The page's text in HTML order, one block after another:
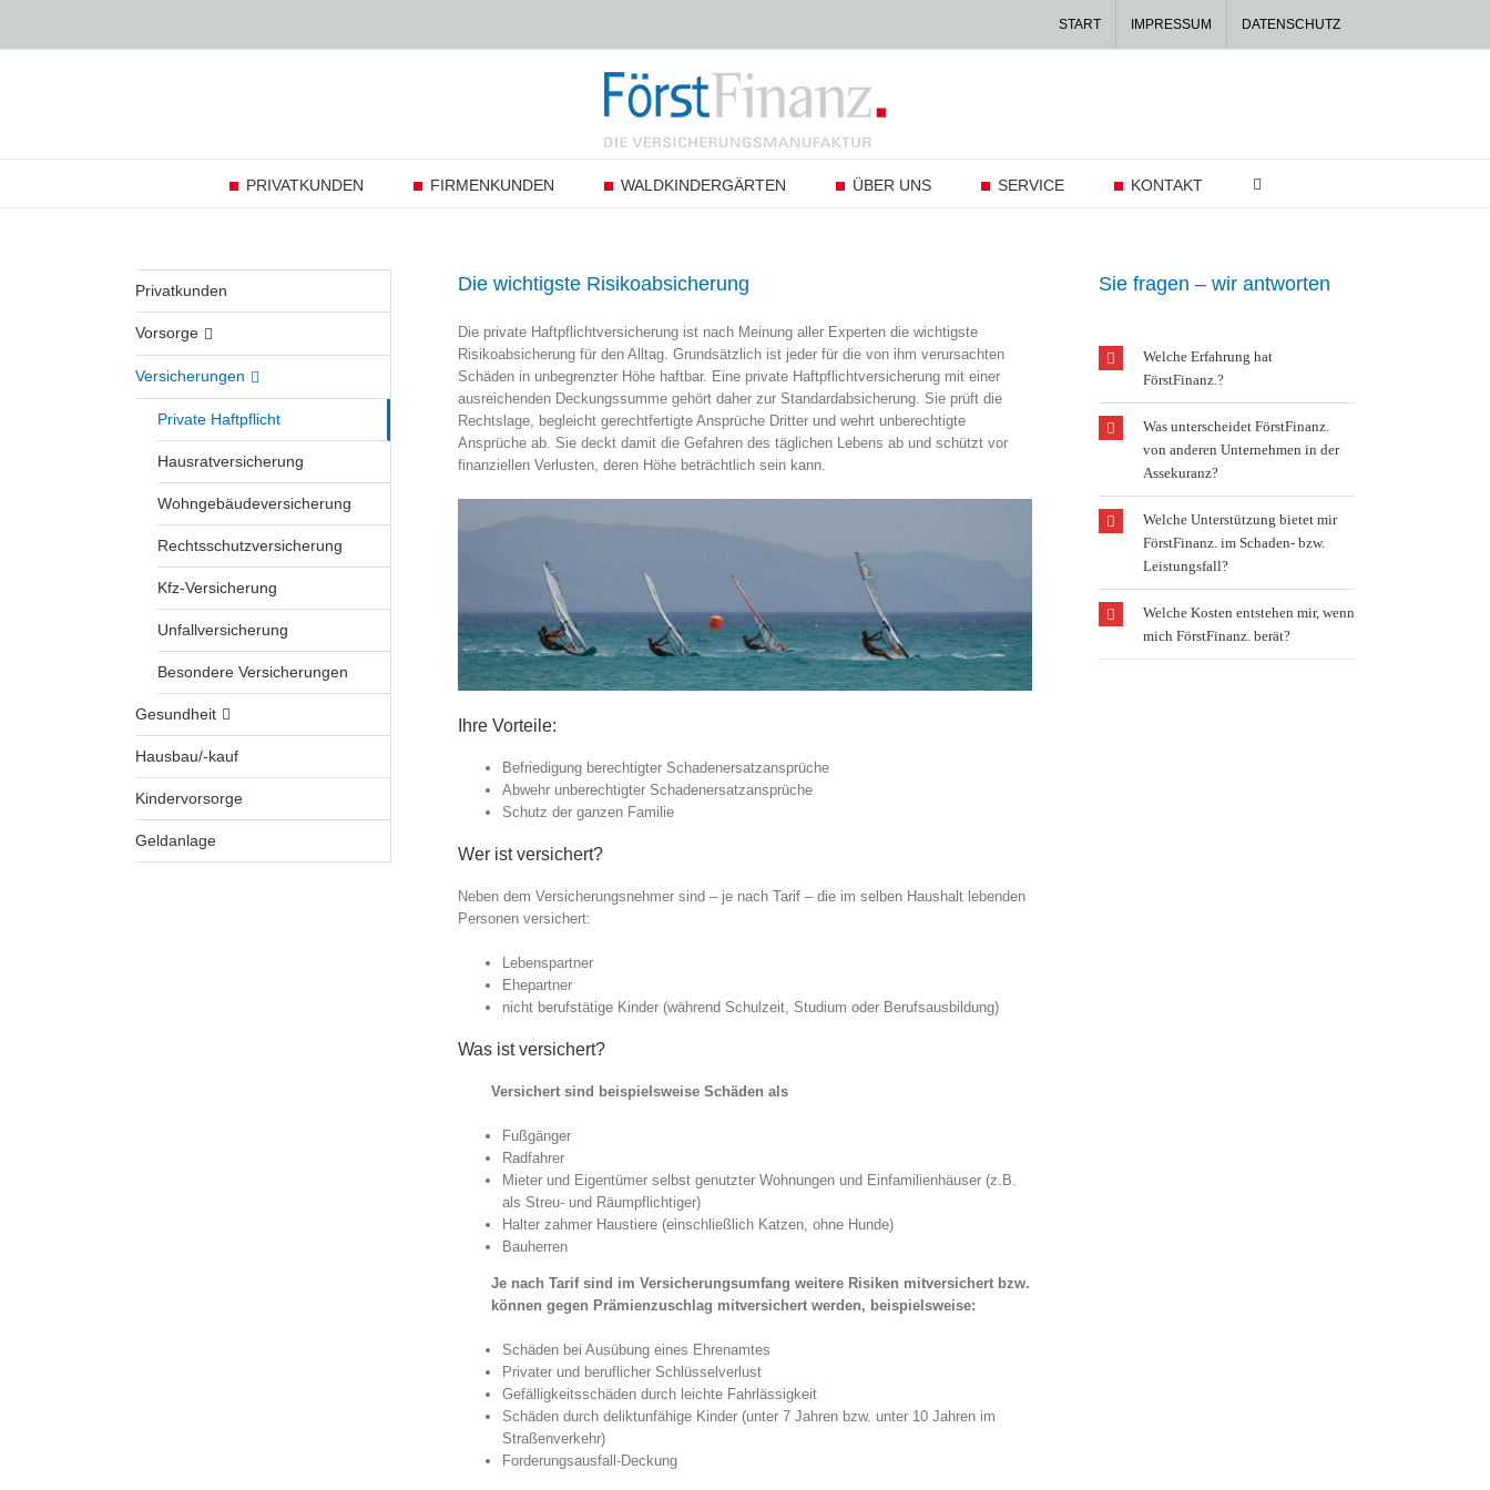
springen
START IMPRESSUM DATENSCHUTZ
PRIVATKUNDEN FIRMENKUNDEN WALDKINDERGÄRTEN ÜBER UNS SERVICE KONTAKT
Die wichtigste Risikoabsicherung
Die private Haftpflichtversicherung ist nach Meinung aller Experten die wichtigste
Risikoabsicherung für den Alltag. Grundsätzlich ist jeder für die von ihm verursachten
Schäden in unbegrenzter Höhe haftbar. Eine private Haftpflichtversicherung mit einer
ausreichenden Deckungssumme gehört daher zur Standardabsicherung. Sie prüft die
Rechtslage, begleicht gerechtfertigte Ansprüche Dritter und wehrt unberechtigte
Ansprüche ab. Sie deckt damit die Gefahren des täglichen Lebens ab und schützt vor
finanziellen Verlusten, deren Höhe beträchtlich sein kann.
Ihre Vorteile:
Befriedigung berechtigter Schadenersatzansprüche
Abwehr unberechtigter Schadenersatzansprüche
Schutz der ganzen Familie
Wer ist versichert?
Neben dem Versicherungsnehmer sind – je nach Tarif – die im selben Haushalt lebenden
Personen versichert:
Lebenspartner
Ehepartner
nicht berufstätige Kinder (während Schulzeit, Studium oder Berufsausbildung)
Was ist versichert?
Versichert sind beispielsweise Schäden als
Fußgänger
Radfahrer
Mieter und Eigentümer selbst genutzter Wohnungen und Einfamilienhäuser (z.B.
als Streu- und Räumpflichtiger)
Halter zahmer Haustiere (einschließlich Katzen, ohne Hunde)
Bauherren
Je nach Tarif sind im Versicherungsumfang weitere Risiken mitversichert bzw.
können gegen Prämienzuschlag mitversichert werden, beispielsweise:
Schäden bei Ausübung eines Ehrenamtes
Privater und beruflicher Schlüsselverlust
Gefälligkeitsschäden durch leichte Fahrlässigkeit
Schäden durch deliktunfähige Kinder (unter 7 Jahren bzw. unter 10 Jahren im
Straßenverkehr)
Forderungsausfall-Deckung
Privatkunden
Vorsorge
Versicherungen
Private Haftpflicht
Hausratversicherung
Wohngebäudeversicherung
Rechtsschutzversicherung
Kfz-Versicherung
Unfallversicherung
Besondere Versicherungen
Gesundheit
Hausbau/-kauf
Kindervorsorge
Geldanlage
Sie fragen – wir antworten
Welche Erfahrung hat
FörstFinanz.?
Was unterscheidet FörstFinanz.
von anderen Unternehmen in der
Assekuranz?
Welche Unterstützung bietet mir
FörstFinanz. im Schaden- bzw.
Leistungsfall?
Welche Kosten entstehen mir, wenn
mich FörstFinanz. berät?